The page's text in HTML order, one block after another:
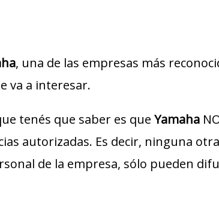
, una de las empresas más
va a interesar.
tenés que saber es que Yamaha
autorizadas. Es decir, ninguna
de la empresa, sólo pueden